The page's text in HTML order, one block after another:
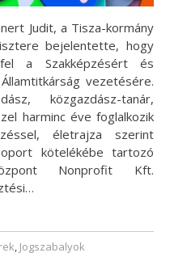
Judit, a Tisza-kormány
bejelentette, hogy
a Szakképzésért és
vezetésére.
közgazdász-tanár,
harminc éve foglalkozik
életrajza szerint
kötelékébe tartozó
Nonprofit Kft.
, Jogszabalyok